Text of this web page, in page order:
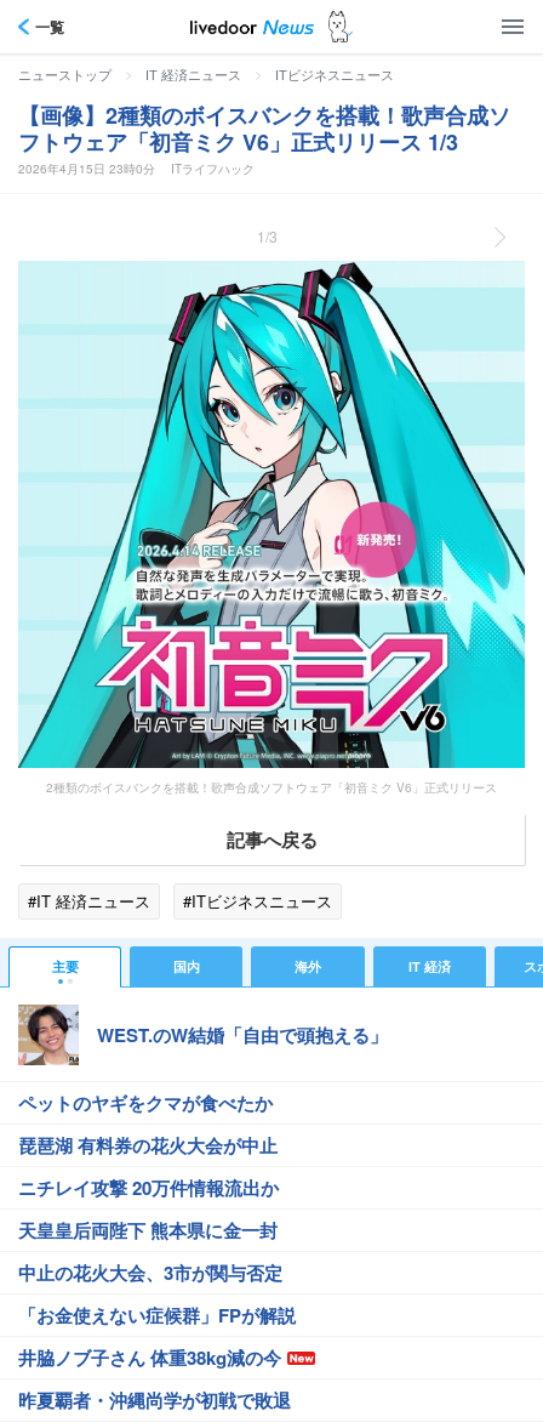
一覧
ニューストップ > IT 経済ニュース > ITビジネスニュース
【画像】2種類のボイスバンクを搭載！歌声合成ソ
フトウェア「初音ミク V6」正式リリース 1/3
2026年4月15日 23時0分 ITライフハック
1/3
2種類のボイスバンクを搭載！歌声合成ソフトウェア「初音ミク V6」正式リリース
記事へ戻る
#IT 経済ニュース #ITビジネスニュース
主要 国内 海外 IT 経済 ス
WEST.のW結婚「自由で頭抱える」
ペットのヤギをクマが食べたか
琵琶湖 有料券の花火大会が中止
ニチレイ攻撃 20万件情報流出か
天皇皇后両陛下 熊本県に金一封
中止の花火大会、3市が関与否定
「お金使えない症候群」FPが解説
井脇ノブ子さん 体重38kg減の今
昨夏覇者・沖縄尚学が初戦で敗退